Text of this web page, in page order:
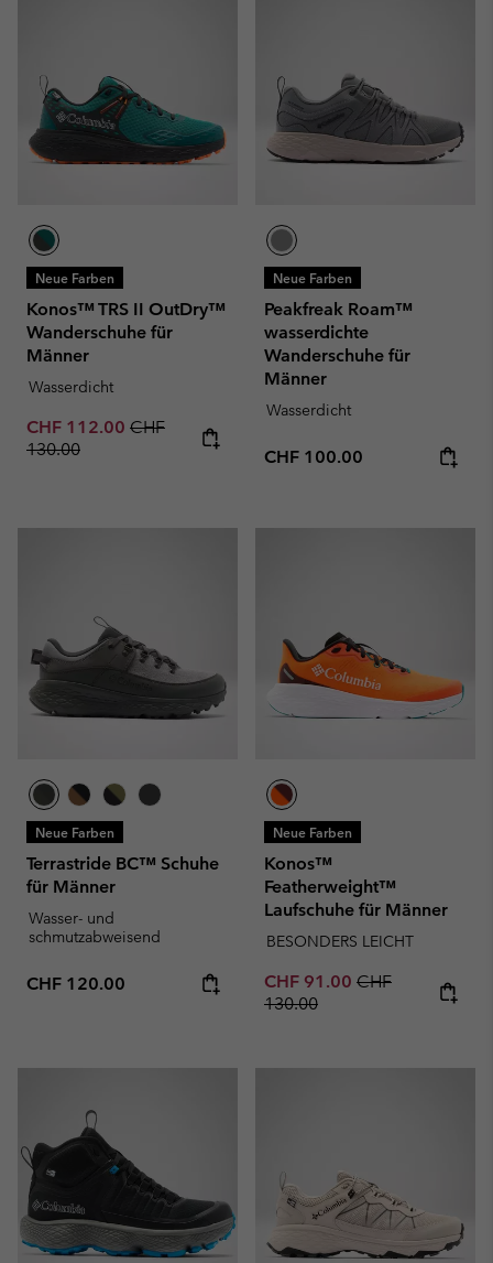
Neue Farben
Konos™ TRS II OutDry™
Wanderschuhe für
Männer
Wasserdicht
Sale price:
CHF 112.00 Regular price:
CHF
130.00
Neue Farben
Peakfreak Roam™
wasserdichte
Wanderschuhe für
Männer
Wasserdicht
Regular price:
CHF 100.00
Neue Farben
Terrastride BC™ Schuhe
für Männer
Wasser- und
schmutzabweisend
Regular price:
CHF 120.00
Neue Farben
Konos™
Featherweight™
Laufschuhe für Männer
BESONDERS LEICHT
Sale price:
CHF 91.00 Regular price:
CHF
130.00